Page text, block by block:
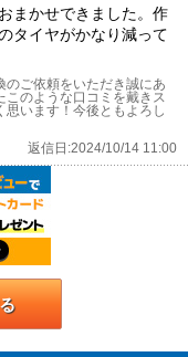
まかせできました。作
タイヤがかなり減って
のご依頼をいただき誠にあ
このような口コミを戴きス
思います！今後ともよろし
返信日:2024/10/14 11:00